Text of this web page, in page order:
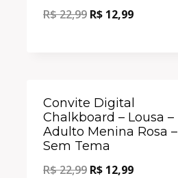
R$22,99 R$ 12,99
Convite Digital
Chalkboard – Lousa –
Adulto Menina Rosa –
Sem Tema
R$22,99 R$ 12,99